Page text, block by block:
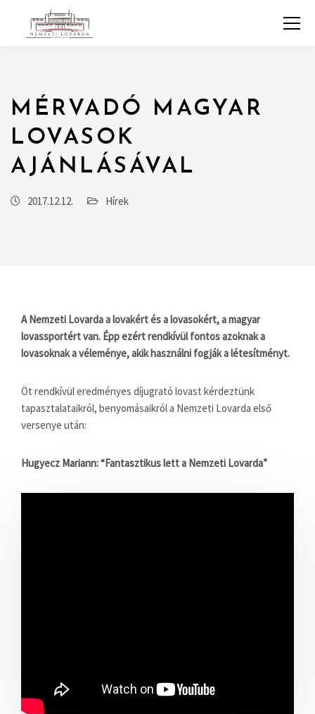
MÉRVADÓ MAGYAR
LOVASOK
AJÁNLÁSÁVAL
2017.12.12. Hírek
A Nemzeti Lovarda a lovakért és a lovasokért, a magyar
lovassportért van. Épp ezért rendkívül fontos azoknak a
lovasoknak a véleménye, akik használni fogják a létesítményt.
Öt rendkívül eredményes díjugrató lovast kérdeztünk
tapasztalataikról, benyomásaikról a Nemzeti Lovarda első
versenye után:
Hugyecz Mariann: “Fantasztikus lett a Nemzeti Lovarda”